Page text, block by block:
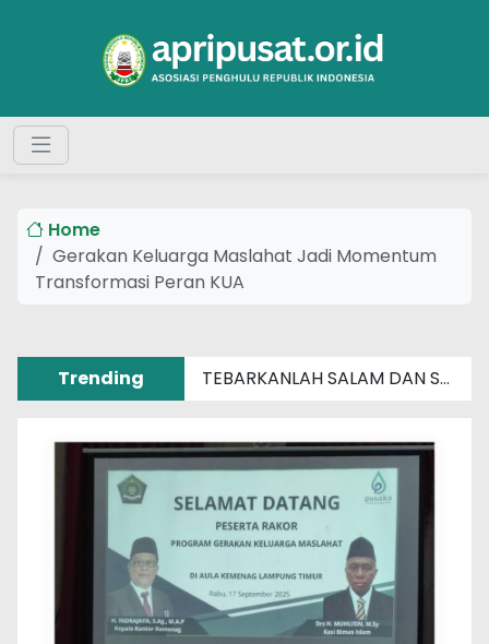
Home
Gerakan Keluarga Maslahat Jadi Momentum
Transformasi Peran KUA
Trending TEBARKANLAH SALAM DAN SENYUM SEBERAT APAPUN MASALAHMU